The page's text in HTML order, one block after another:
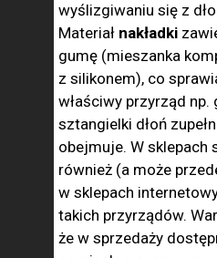
wyślizgiwaniu się z
Materiał nakładki
gumę (mieszanka
z silikonem), co
właściwy przyrząd
sztangielki dłoń
obejmuje. W sklepach
również (a może
w sklepach
takich przyrządów.
że w sprzedaży